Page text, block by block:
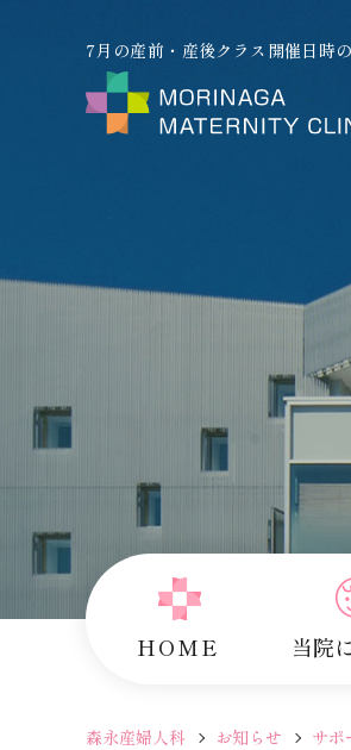
7月の産前・産後クラス開催日時
HOME 当院
森永産婦人科 お知らせ サポ